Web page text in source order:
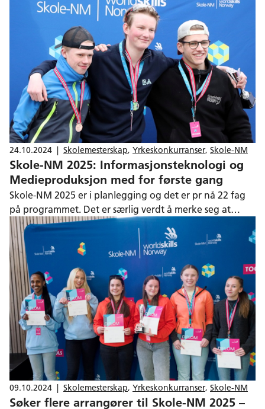
24.10.2024 | Skolemesterskap, Yrkeskonkurranser, Skole-NM
Skole-NM 2025: Informasjonsteknologi og
Medieproduksjon med for første gang
Skole-NM 2025 er i planlegging og det er pr nå 22 fag
på programmet. Det er særlig verdt å merke seg at
fagene Informasjonsteknologi og Medieproduksjon er
med for første gang i Skole-NMs historie.
09.10.2024 | Skolemesterskap, Yrkeskonkurranser, Skole-NM
Søker flere arrangører til Skole-NM 2025 –